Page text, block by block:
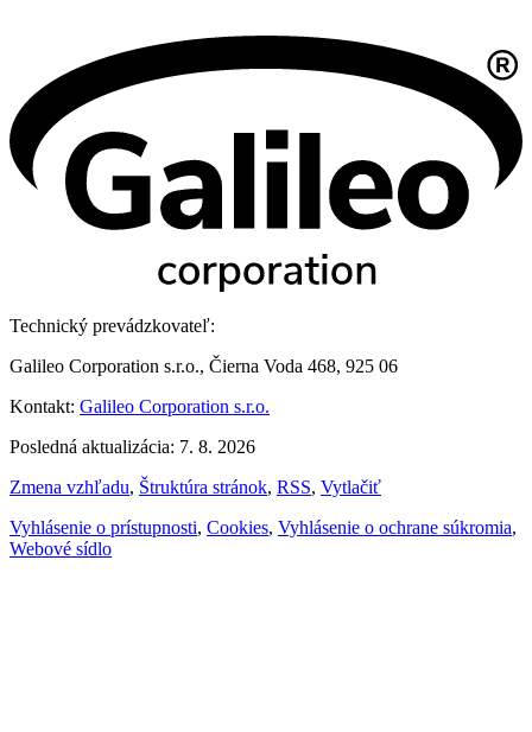
Technický prevádzkovateľ:
Galileo Corporation s.r.o., Čierna Voda 468, 925 06
Kontakt: Galileo Corporation s.r.o.
Posledná aktualizácia: 7. 8. 2026
Zmena vzhľadu, Štruktúra stránok, RSS, Vytlačiť
Vyhlásenie o prístupnosti, Cookies, Vyhlásenie o ochrane súkromia,
Webové sídlo